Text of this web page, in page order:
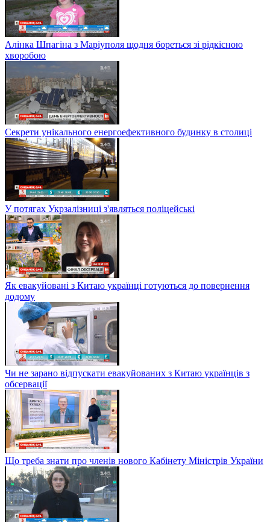
Алінка Шпагіна з Маріуполя щодня бореться зі рідкісною
хворобою
Секрети унікального енергоефективного будинку в столиці
У потягах Укрзалізниці з'являться поліцейські
Як евакуйовані з Китаю українці готуються до повернення
додому
Чи не зарано відпускати евакуйованих з Китаю українців з
обсервації
Що треба знати про членів нового Кабінету Міністрів України